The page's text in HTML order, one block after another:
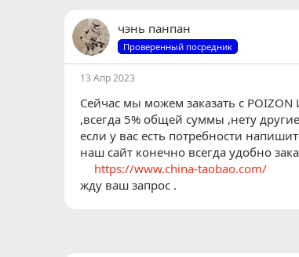
чэнь панпан
Проверенный посредник
13 Апр 2023
Сейчас мы можем заказать с
,всегда 5% общей суммы ,нету
если у вас есть потребности
наш сайт конечно всегда удобно
https://www.china-taobao.com/
жду ваш запрос .